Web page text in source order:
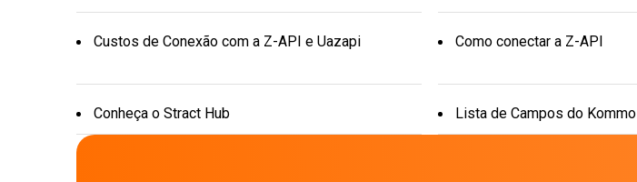
Custos de Conexão com a Z-API e Uazapi Como conectar a Z-API
Conheça o Stract Hub Lista de Campos do Kommo